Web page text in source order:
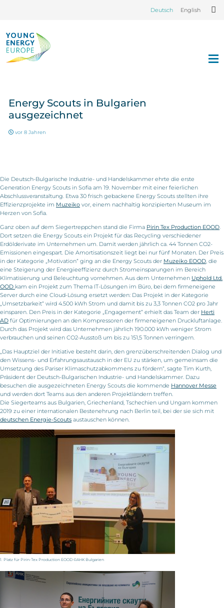
Deutsch English
Energy Scouts in Bulgarien
ausgezeichnet
vor 8 Jahren
Die Deutsch-Bulgarische Industrie- und Handelskammer ehrte die erste
Generation Energy Scouts in Sofia am 19. November mit einer feierlichen
Abschlussveranstaltung. Etwa 30 frisch gebackene Energy Scouts stellten ihre
Effizienzprojekte im Muzeiko vor, einem nachhaltig konzipierten Museum im
Herzen von Sofia.
Ganz oben auf dem Siegertreppchen stand die Firma Pirin Tex Production EOOD.
Dort setzen die Energy Scouts ein Projekt für das Recycling verschiedener
Erdölderivate im Unternehmen um. Damit werden jährlich ca. 44 Tonnen CO2-
Emissionen eingespart. Die Amortisationszeit liegt bei nur fünf Monaten. Der Preis
in der Kategorie „Motivation“ ging an die Energy Scouts der Muzeiko EOOD, die
eine Steigerung der Energieeffizienz durch Stromeinsparungen im Bereich
Klimatisierung und Beleuchtung vornehmen. Aus dem Unternehmen Uphold Ltd.
OOD kam ein Projekt zum Thema IT-Lösungen im Büro, bei dem firmeneigene
Server durch eine Cloud-Lösung ersetzt werden: Das Projekt in der Kategorie
„Umsetzbarkeit“ wird 4.500 kWh Strom und damit bis zu 3,3 Tonnen CO2 pro Jahr
einsparen. Den Preis in der Kategorie „Engagement“ erhielt das Team der Herti
AD für Optimierungen an den Kompressoren der firmeneigenen Druckluftanlage.
Durch das Projekt wird das Unternehmen jährlich 190.000 kWh weniger Strom
verbrauchen und seinen CO2-Ausstoß um bis zu 151,5 Tonnen verringern.
„Das Hauptziel der Initiative besteht darin, den grenzüberschreitenden Dialog und
den Wissens- und Erfahrungsaustausch in der EU zu stärken, um gemeinsam die
Umsetzung des Pariser Klimaschutzabkommens zu fördern“, sagte Tim Kurth,
Präsident der Deutsch-Bulgarischen Industrie- und Handelskammer. Dazu
besuchen die ausgezeichneten Energy Scouts die kommende Hannover Messe
und werden dort Teams aus den anderen Projektländern treffen.
Die Siegerteams aus Bulgarien, Griechenland, Tschechien und Ungarn kommen
2019 zu einer internationalen Bestenehrung nach Berlin teil, bei der sie sich mit
deutschen Energie-Scouts austauschen können.
1. Platz für Pirin-Tex Production EOOD ©AHK Bulgarien